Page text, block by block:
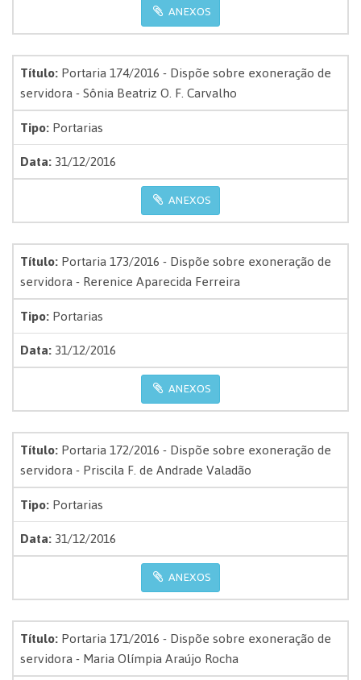
ANEXOS
Título:Portaria 174/2016 - Dispõe sobre exoneração de
servidora - Sônia Beatriz O. F. Carvalho
Tipo:Portarias
Data:31/12/2016
ANEXOS
Título:Portaria 173/2016 - Dispõe sobre exoneração de
servidora - Rerenice Aparecida Ferreira
Tipo:Portarias
Data:31/12/2016
ANEXOS
Título:Portaria 172/2016 - Dispõe sobre exoneração de
servidora - Priscila F. de Andrade Valadão
Tipo:Portarias
Data:31/12/2016
ANEXOS
Título:Portaria 171/2016 - Dispõe sobre exoneração de
servidora - Maria Olímpia Araújo Rocha